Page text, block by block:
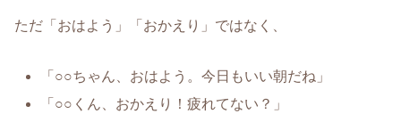
ただ「おはよう」「おかえり」ではなく、
「○○ちゃん、おはよう。今日もいい朝だね」
「○○くん、おかえり！疲れてない？」